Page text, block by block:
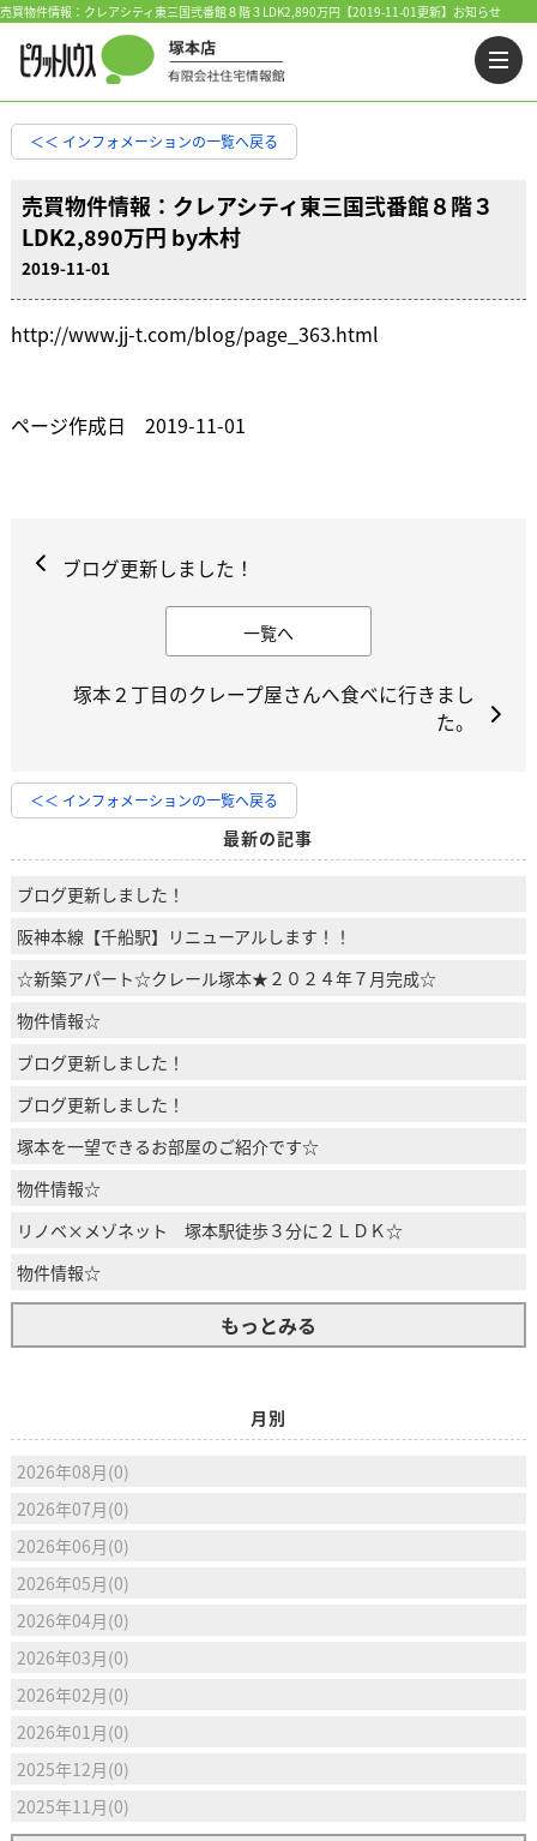
売買物件情報：クレアシティ東三国弐番館８階３LDK2,890万円【2019-11-01更新】お知らせ
＜＜ インフォメーションの一覧へ戻る
売買物件情報：クレアシティ東三国弐番館８階３
LDK2,890万円 by木村
2019-11-01
http://www.jj-t.com/blog/page_363.html
ページ作成日 2019-11-01
ブログ更新しました！
一覧へ
塚本２丁目のクレープ屋さんへ食べに行きまし
た。
＜＜ インフォメーションの一覧へ戻る
最新の記事
ブログ更新しました！
阪神本線【千船駅】リニューアルします！！
☆新築アパート☆クレール塚本★２０２４年７月完成☆
物件情報☆
ブログ更新しました！
ブログ更新しました！
塚本を一望できるお部屋のご紹介です☆
物件情報☆
リノベ×メゾネット 塚本駅徒歩３分に２ＬＤＫ☆
物件情報☆
もっとみる
月別
2026年08月(0)
2026年07月(0)
2026年06月(0)
2026年05月(0)
2026年04月(0)
2026年03月(0)
2026年02月(0)
2026年01月(0)
2025年12月(0)
2025年11月(0)